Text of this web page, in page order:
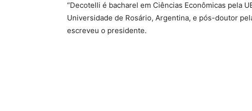
“Decotelli é bacharel em Ciências Econômicas pela
Universidade de Rosário, Argentina, e pós-doutor
escreveu o presidente.